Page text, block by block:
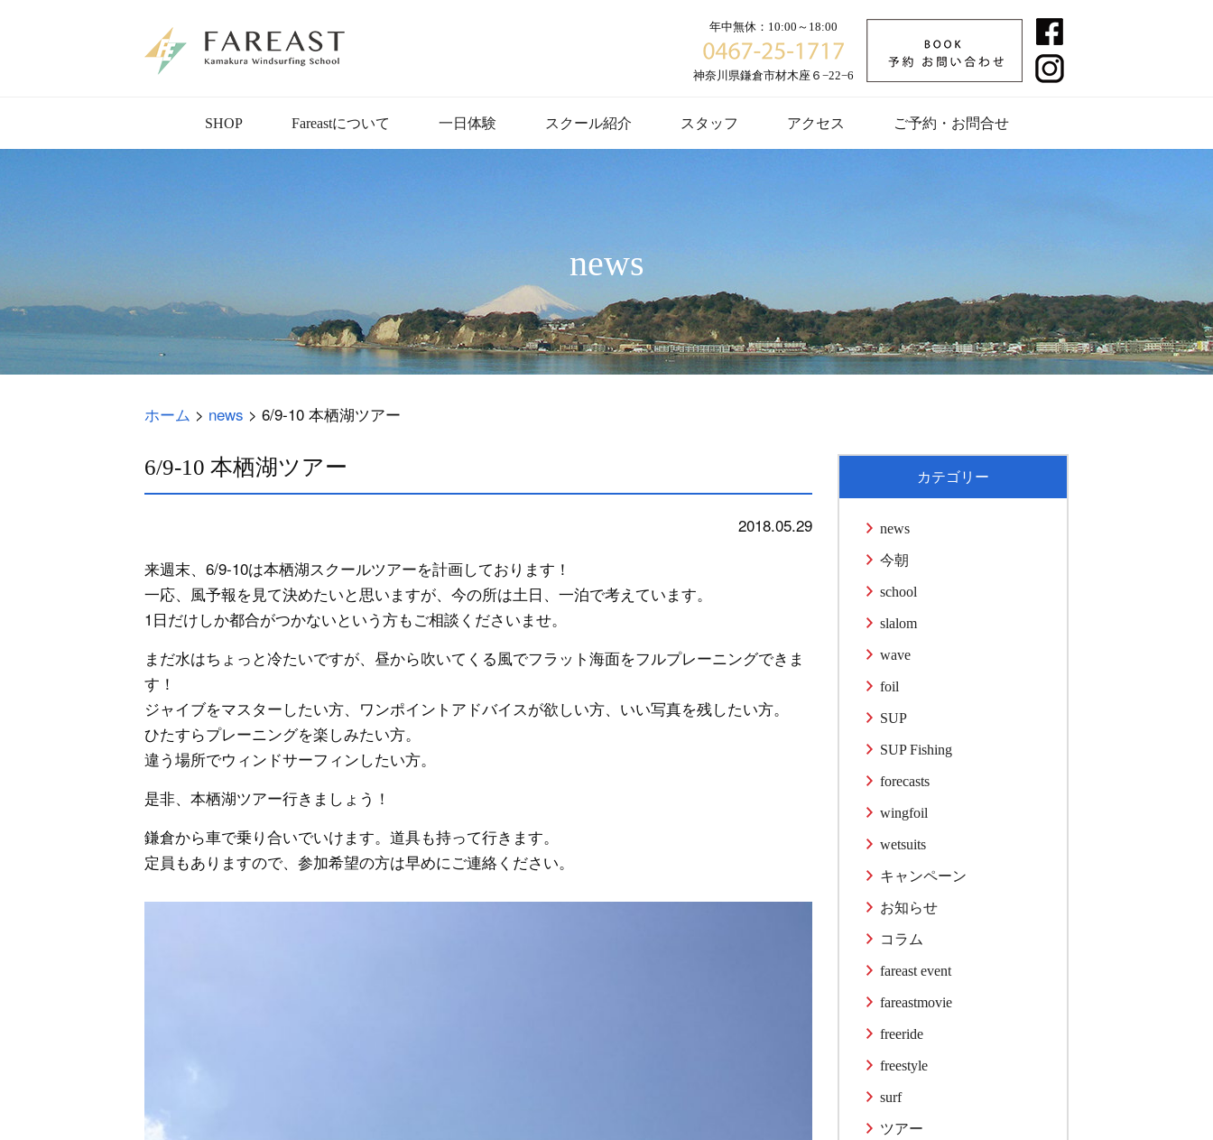
年中無休：10:00～18:00
神奈川県鎌倉市材木座６−22−6
SHOP Fareastについて 一日体験 スクール紹介 スタッフ アクセス ご予約・お問合せ
news
ホーム > news > 6/9-10 本栖湖ツアー
6/9-10 本栖湖ツアー
2018.05.29
来週末、6/9-10は本栖湖スクールツアーを計画しております！
一応、風予報を見て決めたいと思いますが、今の所は土日、一泊で考えています。
1日だけしか都合がつかないという方もご相談くださいませ。
まだ水はちょっと冷たいですが、昼から吹いてくる風でフラット海面をフルプレーニングできま
す！
ジャイブをマスターしたい方、ワンポイントアドバイスが欲しい方、いい写真を残したい方。
ひたすらプレーニングを楽しみたい方。
違う場所でウィンドサーフィンしたい方。
是非、本栖湖ツアー行きましょう！
鎌倉から車で乗り合いでいけます。道具も持って行きます。
定員もありますので、参加希望の方は早めにご連絡ください。
カテゴリー
news
今朝
school
slalom
wave
foil
SUP
SUP Fishing
forecasts
wingfoil
wetsuits
キャンペーン
お知らせ
コラム
fareast event
fareastmovie
freeride
freestyle
surf
ツアー